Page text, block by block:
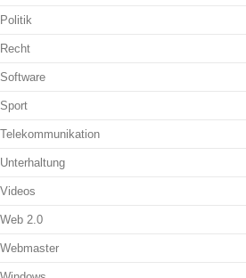
Politik
Recht
Software
Sport
Telekommunikation
Unterhaltung
Videos
Web 2.0
Webmaster